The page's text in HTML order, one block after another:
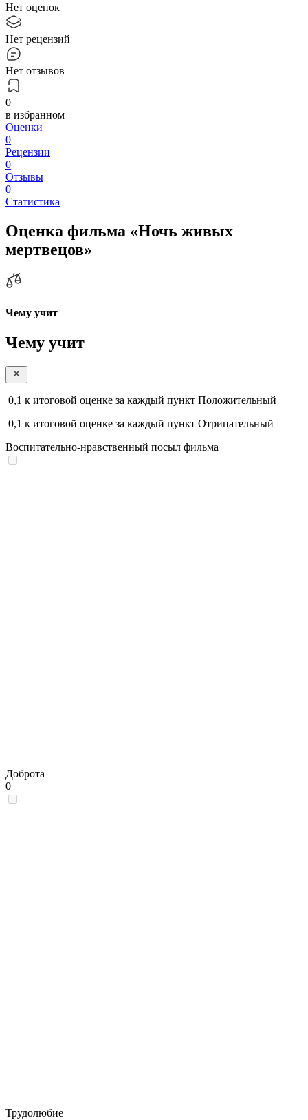
Нет оценок
Нет рецензий
Нет отзывов
0
в избранном
Оценки
0
Рецензии
0
Отзывы
0
Статистика
Оценка фильма «Ночь живых
мертвецов»
Чему учит
Чему учит
0,1 к итоговой оценке за каждый пункт Положительный
0,1 к итоговой оценке за каждый пункт Отрицательный
Воспитательно-нравственный посыл фильма
Доброта
0
Трудолюбие